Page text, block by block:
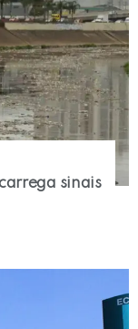
sinais